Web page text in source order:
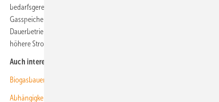
bedarfsgerechten Fütterung teure Investitionen in größere
Gasspeicher einzusparen. Im Vergleich zur nicht-flexibilisierten, im
Dauerbetrieb laufenden Biogasanlage erzielen die Betreiber auch
höhere Stromerlöse“, erläutert Lemmer. (kw)
Auch interessant:
Biogasbauern beharren auf Mehreinnahmen
Abhängigkeit von Gasimporten reduzieren: Stadtwerke Trier setzen